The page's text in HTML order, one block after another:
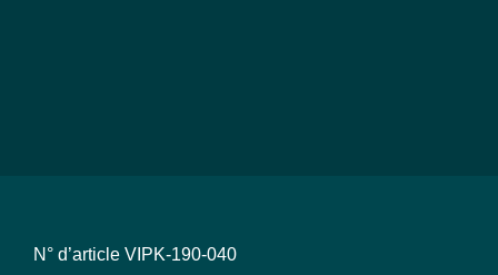
N° d’article VIPK-190-040